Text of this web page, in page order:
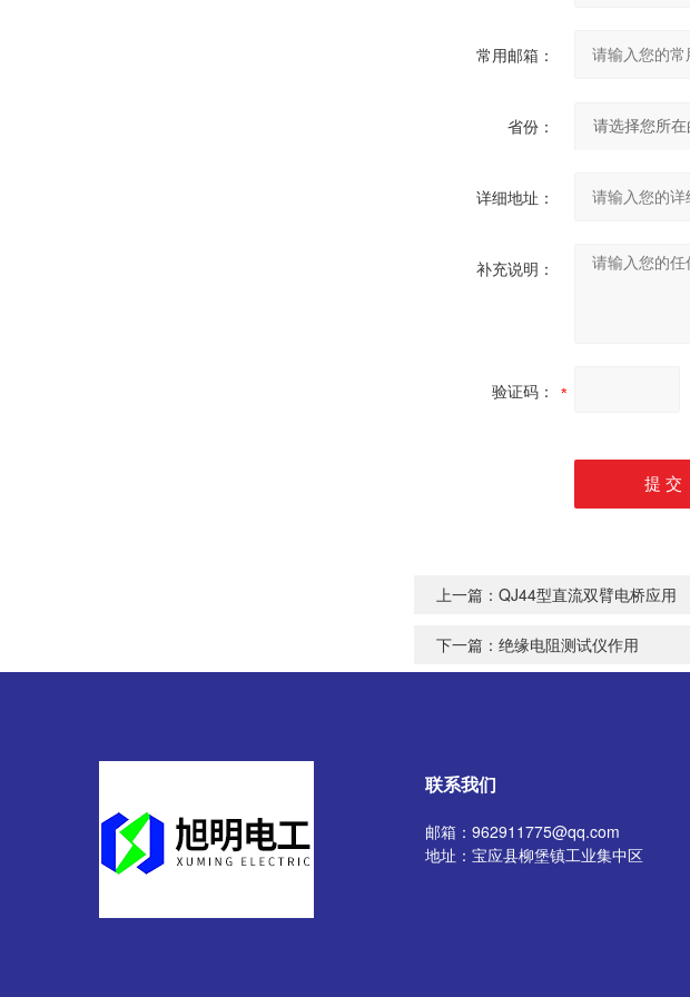
常用邮箱：
省份：
详细地址：
补充说明：
验证码：
上一篇： QJ44型直流双臂电桥应用
下一篇： 绝缘电阻测试仪作用
联系我们
邮箱：962911775@qq.com
地址：宝应县柳堡镇工业集中区